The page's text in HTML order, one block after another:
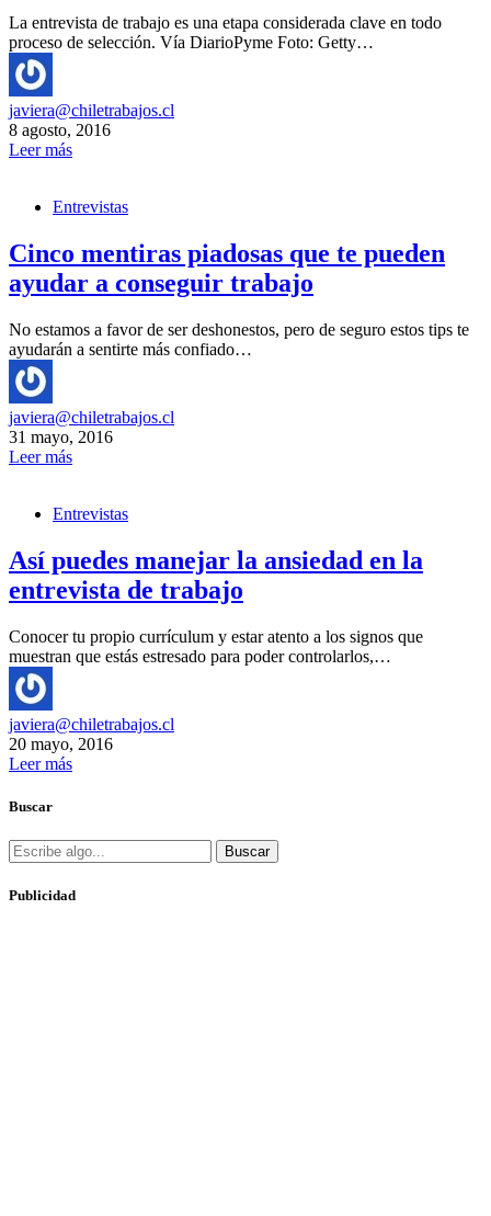
La entrevista de trabajo es una etapa considerada clave en todo
proceso de selección. Vía DiarioPyme Foto: Getty…
javiera@chiletrabajos.cl
8 agosto, 2016
Leer más
Entrevistas
Cinco mentiras piadosas que te pueden
ayudar a conseguir trabajo
No estamos a favor de ser deshonestos, pero de seguro estos tips te
ayudarán a sentirte más confiado…
javiera@chiletrabajos.cl
31 mayo, 2016
Leer más
Entrevistas
Así puedes manejar la ansiedad en la
entrevista de trabajo
Conocer tu propio currículum y estar atento a los signos que
muestran que estás estresado para poder controlarlos,…
javiera@chiletrabajos.cl
20 mayo, 2016
Leer más
Buscar
Buscar
Publicidad